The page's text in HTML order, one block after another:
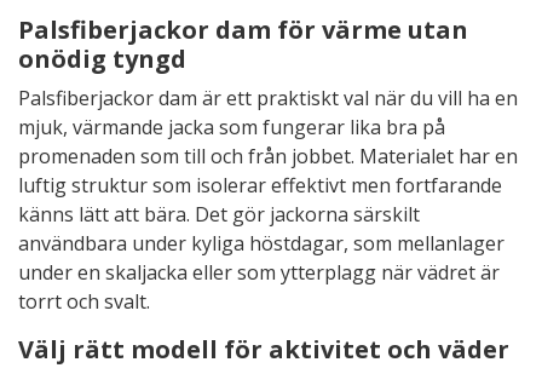
Palsfiberjackor dam för värme utan
onödig tyngd
Palsfiberjackor dam är ett praktiskt val när du vill ha en
mjuk, värmande jacka som fungerar lika bra på
promenaden som till och från jobbet. Materialet har en
luftig struktur som isolerar effektivt men fortfarande
känns lätt att bära. Det gör jackorna särskilt
användbara under kyliga höstdagar, som mellanlager
under en skaljacka eller som ytterplagg när vädret är
torrt och svalt.
Välj rätt modell för aktivitet och väder